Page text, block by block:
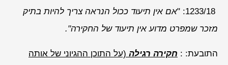
אם אין תיעוד ככול הנראה צריך להיות בתיק
מזכר שמפרט מדוע אין תיעוד של החקירה".
התובעת: : חקירה רגילה (על התוכן ההגיוני של אותה